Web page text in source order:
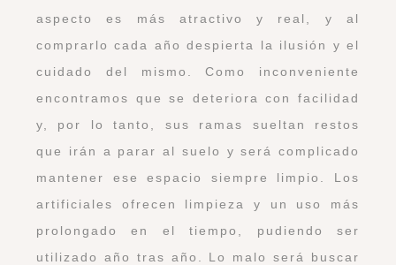
aspecto es más atractivo y real, y al
comprarlo cada año despierta la ilusión y el
cuidado del mismo. Como inconveniente
encontramos que se deteriora con facilidad
y, por lo tanto, sus ramas sueltan restos
que irán a parar al suelo y será complicado
mantener ese espacio siempre limpio. Los
artificiales ofrecen limpieza y un uso más
prolongado en el tiempo, pudiendo ser
utilizado año tras año. Lo malo será buscar